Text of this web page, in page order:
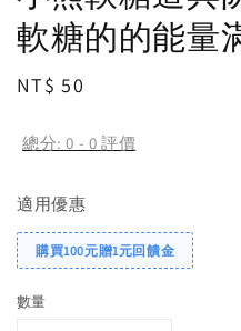
軟糖的的能量
Regular
NT$ 50
總分:0 - 0 評價
適用優惠
購買100元贈1元回饋金
數量